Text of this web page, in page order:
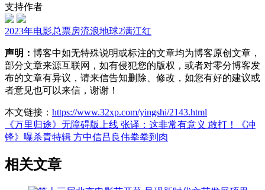
支持作者
2023年电影总票房流浪地球2满江红
声明： 博客中如无特殊说明或标注的文章均为博客原创文章，
部分文章来源互联网，如有侵犯您的版权，或者对零分博客发
布的文章有异议，请来信告知删除、修改，如您有好的建议或
者意见也可以来信，谢谢！
本文链接： https://www.32xp.com/yingshi/2143.html
《万里归途》无障碍版上线 张译：这非常有意义 敢打！《冲
锋》曝杀青特辑 方中信吕良伟拳拳到肉
相关文章